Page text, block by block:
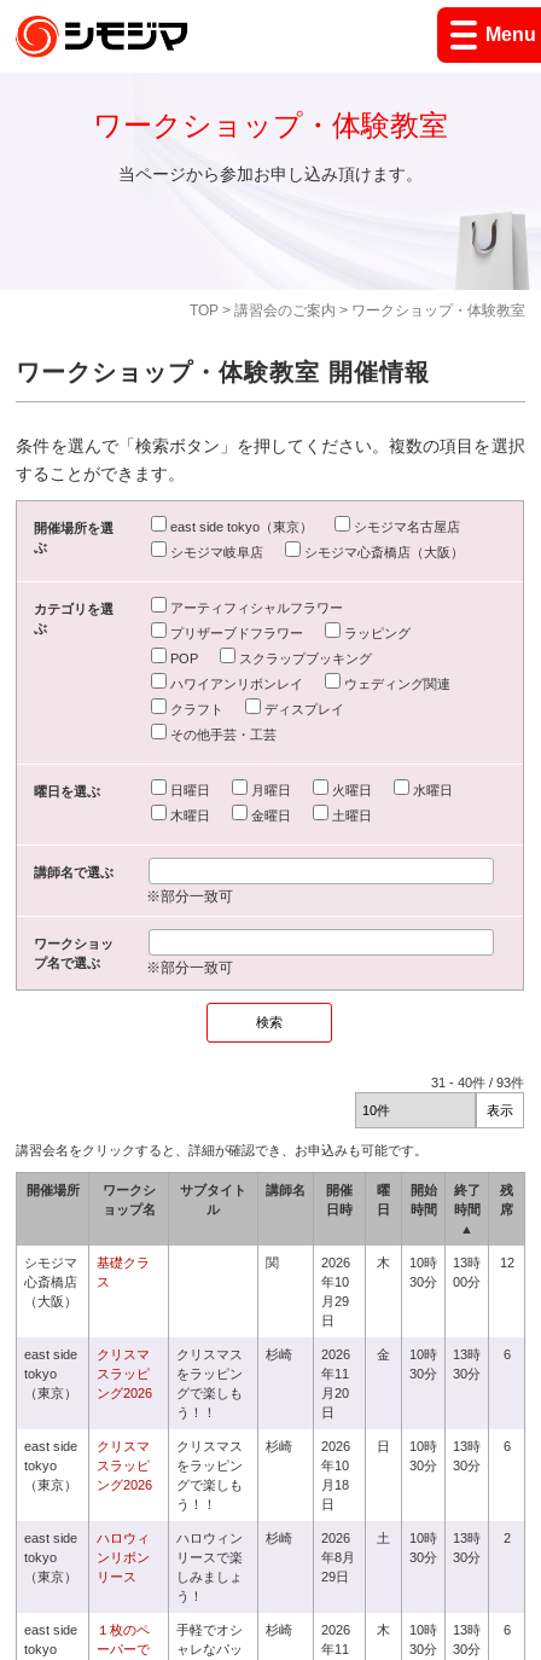
Menu
TOP> 講習会のご案内 > ワークショップ・体験教室
ワークショップ・体験教室
当ページから参加お申し込み頂けます。
ワークショップ・体験教室 開催情報
条件を選んで「検索ボタン」を押してください。複数の項目を選択
することができます。
開催場所を選
ぶ
east side tokyo（東京）
シモジマ名古屋店
シモジマ岐阜店
シモジマ心斎橋店（大阪）
カテゴリを選
ぶ
アーティフィシャルフラワー
プリザーブドフラワー
ラッピング
POP
スクラップブッキング
ハワイアンリボンレイ
ウェディング関連
クラフト
ディスプレイ
その他手芸・工芸
曜日を選ぶ 日曜日 月曜日 火曜日
水曜日
木曜日
金曜日 土曜日
講師名で選ぶ
※部分一致可
ワークショッ
プ名で選ぶ
※部分一致可
31 -40件 /93件
講習会名をクリックすると、詳細が確認でき、お申込みも可能です。
開催場所
ワークシ
ョップ名
サブタイト
ル
講師名
開催
日時
曜
日
開始
時間
終了
時間
▲
残
席
シモジマ
心斎橋店
（大阪）
基礎クラ
ス
関
2026
年10
月29
日
木
10時
30分
13時
00分
12
east side
tokyo
（東京）
クリスマ
スラッピ
ング2026
クリスマス
をラッピン
グで楽しも
う！！
杉崎
2026
年11
月20
日
金
10時
30分
13時
30分
6
east side
tokyo
（東京）
クリスマ
スラッピ
ング2026
クリスマス
をラッピン
グで楽しも
う！！
杉崎
2026
年10
月18
日
日
10時
30分
13時
30分
6
east side
tokyo
（東京）
ハロウィ
ンリボン
リース
ハロウィン
リースで楽
しみましょ
う！
杉崎
2026
年8月
29日
土
10時
30分
13時
30分
2
east side
tokyo
１枚のペ
ーパーで
手軽でオシ
ャレなパッ
杉崎
2026
年11
木
10時
30分
13時
30分
6